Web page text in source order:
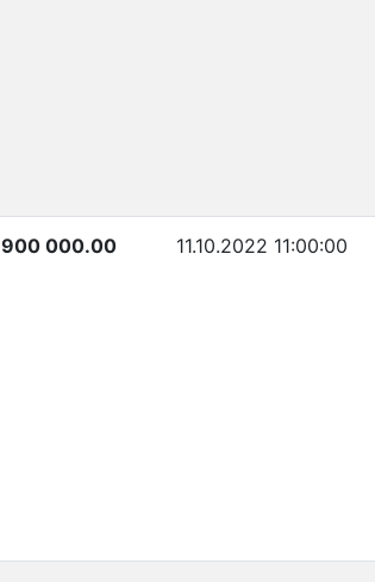
900 000.00 11.10.2022 11:00:00